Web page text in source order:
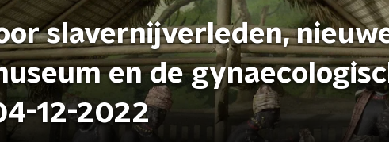
slavernijverleden,
en de
12-2022